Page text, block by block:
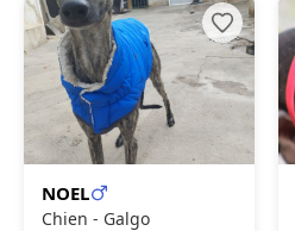
NOEL
Chien - Galgo